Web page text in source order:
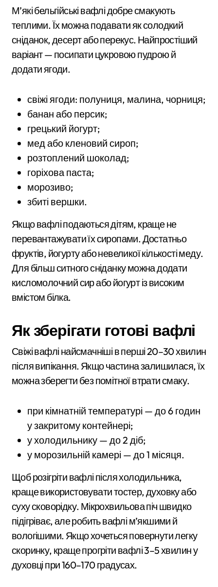
М’які бельгійські вафлі добре смакують
теплими. Їх можна подавати як солодкий
сніданок, десерт або перекус. Найпростіший
варіант — посипати цукровою пудрою й
додати ягоди.
свіжі ягоди: полуниця, малина, чорниця;
банан або персик;
грецький йогурт;
мед або кленовий сироп;
розтоплений шоколад;
горіхова паста;
морозиво;
збиті вершки.
Якщо вафлі подаються дітям, краще не
перевантажувати їх сиропами. Достатньо
фруктів, йогурту або невеликої кількості меду.
Для більш ситного сніданку можна додати
кисломолочний сир або йогурт із високим
вмістом білка.
Як зберігати готові вафлі
Свіжі вафлі найсмачніші в перші 20–30 хвилин
після випікання. Якщо частина залишилася, їх
можна зберегти без помітної втрати смаку.
при кімнатній температурі — до 6 годин
у закритому контейнері;
у холодильнику — до 2 діб;
у морозильній камері — до 1 місяця.
Щоб розігріти вафлі після холодильника,
краще використовувати тостер, духовку або
суху сковорідку. Мікрохвильова піч швидко
підігріває, але робить вафлі м’якшими й
вологішими. Якщо хочеться повернути легку
скоринку, краще прогріти вафлі 3–5 хвилин у
духовці при 160–170 градусах.